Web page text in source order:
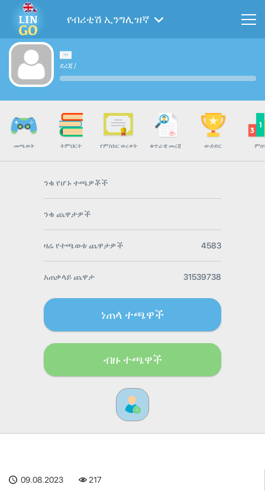
የብሪቲሽ ኢንግሊዝኛ
ደረጃ/
መጫወት ትምህርት የምስክር ወረቀት ቁጥራዊ መረጃ ውድድር
ንቁ የሆኑ ተጫዎቾች
ንቁ ጨዋታዎች
ዛሬ የተጫወቱ ጨዋታዎች 4583
አጠቃላይ ጨዋታ 31539738
ነጠላ ተጫዋች
ብዙ ተጫዋች
09.08.2023 217